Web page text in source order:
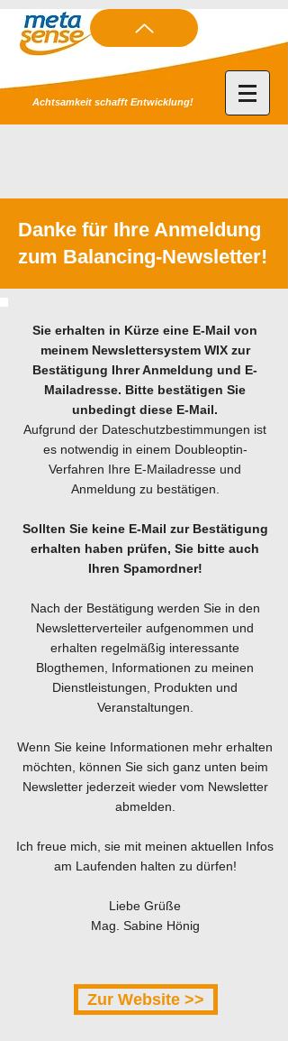
Achtsamkeit schafft Entwicklung!
Danke für Ihre Anmeldung
zum Balancing-Newsletter!
Sie erhalten in Kürze eine E-Mail von
meinem Newslettersystem WIX zur
Bestätigung Ihrer Anmeldung und E-
Mailadresse. Bitte bestätigen Sie
unbedingt diese E-Mail.
Aufgrund der Dateschutzbestimmungen ist
es notwendig in einem Doubleoptin-
Verfahren Ihre E-Mailadresse und
Anmeldung zu bestätigen.
Sollten Sie keine E-Mail zur Bestätigung
erhalten haben prüfen, Sie bitte auch
Ihren Spamordner!
Nach der Bestätigung werden Sie in den
Newsletterverteiler aufgenommen und
erhalten regelmäßig interessante
Blogthemen, Informationen zu meinen
Dienstleistungen, Produkten und
Veranstaltungen.
Wenn Sie keine Informationen mehr erhalten
möchten, können Sie sich ganz unten beim
Newsletter jederzeit wieder vom Newsletter
abmelden.
Ich freue mich, sie mit meinen aktuellen Infos
am Laufenden halten zu dürfen!
Liebe Grüße
Mag. Sabine Hönig
Zur Website >>